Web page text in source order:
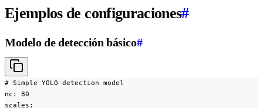
Ejemplos de configuraciones#
Modelo de detección básico#
# Simple YOLO detection model
nc: 80
scales: